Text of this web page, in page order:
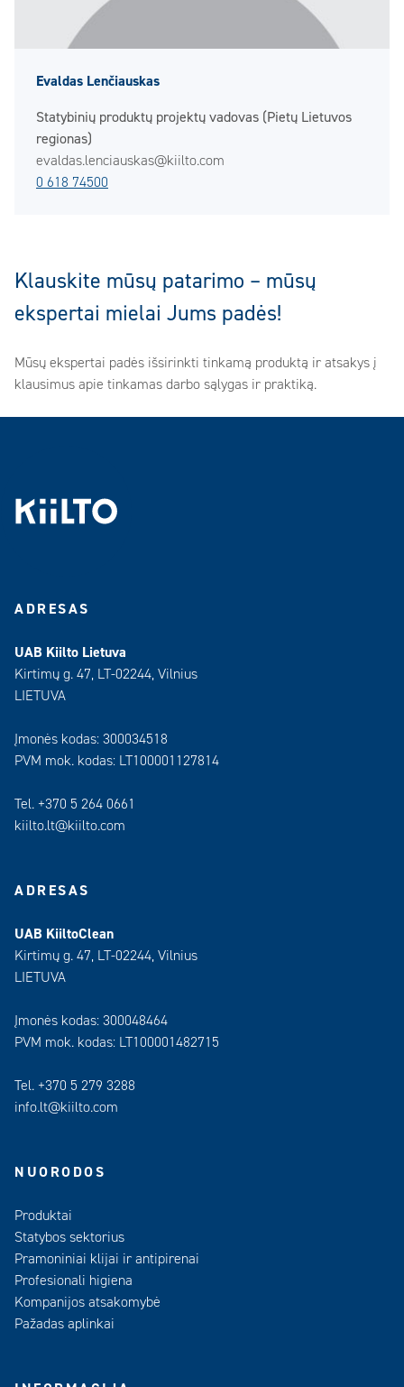
Evaldas Lenčiauskas
Statybinių produktų projektų vadovas (Pietų Lietuvos
regionas)
evaldas.lenciauskas@kiilto.com
0 618 74500
Klauskite mūsų patarimo – mūsų
ekspertai mielai Jums padės!
Mūsų ekspertai padės išsirinkti tinkamą produktą ir atsakys į
klausimus apie tinkamas darbo sąlygas ir praktiką.
ADRESAS
UAB Kiilto Lietuva
Kirtimų g. 47, LT-02244, Vilnius
LIETUVA
Įmonės kodas: 300034518
PVM mok. kodas: LT100001127814
Tel. +370 5 264 0661
kiilto.lt@kiilto.com
ADRESAS
UAB KiiltoClean
Kirtimų g. 47, LT-02244, Vilnius
LIETUVA
Įmonės kodas: 300048464
PVM mok. kodas: LT100001482715
Tel. +370 5 279 3288
info.lt@kiilto.com
NUORODOS
Produktai
Statybos sektorius
Pramoniniai klijai ir antipirenai
Profesionali higiena
Kompanijos atsakomybė
Pažadas aplinkai